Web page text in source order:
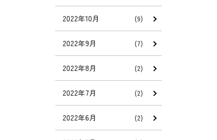
2022年10月 (9)
2022年9月 (7)
2022年8月 (2)
2022年7月 (2)
2022年6月 (2)